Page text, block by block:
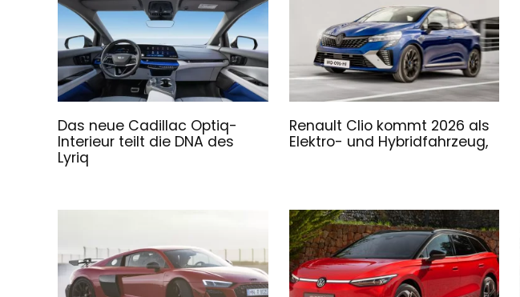
Das neue Cadillac Optiq-
Interieur teilt die DNA des
Lyriq
Renault Clio kommt 2026 als
Elektro- und Hybridfahrzeug,